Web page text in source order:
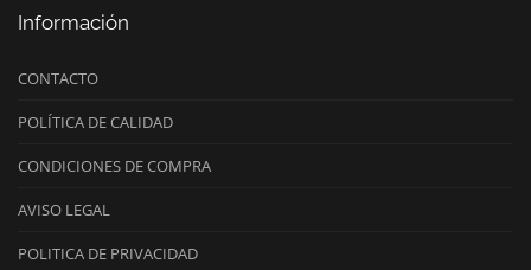
Información
CONTACTO
POLÍTICA DE CALIDAD
CONDICIONES DE COMPRA
AVISO LEGAL
POLITICA DE PRIVACIDAD